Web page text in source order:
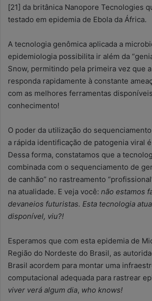
[21] da britânica Nanopore Tecnologies
testado em epidemia de Ebola da África.
A tecnologia genômica aplicada a
epidemiologia possibilita ir além da
Snow, permitindo pela primeira vez que
responda rapidamente à constante
com as melhores ferramentas
conhecimento!
O poder da utilização do
a rápida identificação de patogenia viral
Dessa forma, constatamos que a
combinada com o sequenciamento de
de canhão” no rastreamento
na atualidade. E veja você: não estamos
devaneios futuristas. Esta tecnologia
disponível, viu?!
Esperamos que com esta epidemia de
Região do Nordeste do Brasil, as
Brasil acordem para montar uma
computacional adequada para rastrear
viver verá algum dia, who knows!